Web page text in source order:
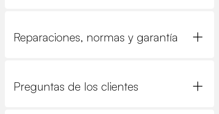
Reparaciones, normas y garantía
Preguntas de los clientes